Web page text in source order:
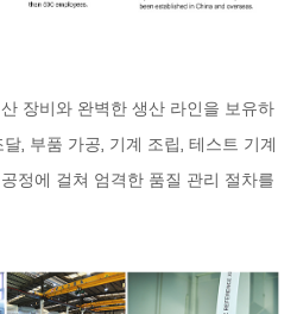
장비와 완벽한 생산 라인을 보유하
, 부품 가공, 기계 조립, 테스트 기계
정에 걸쳐 엄격한 품질 관리 절차를